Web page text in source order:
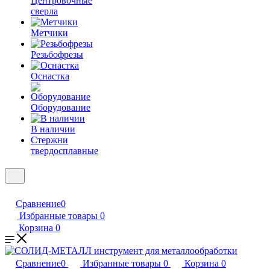
сверла
Метчики
Резьбофрезы
Оснастка
Оборудование
В наличии
Стержни
твердосплавные
Сравнение0
Избранные товары 0
Корзина 0
Сравнение0 Избранные товары 0 Корзина 0